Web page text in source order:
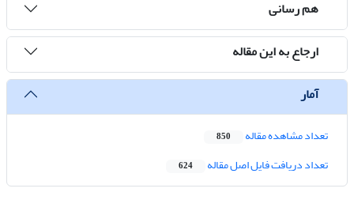
هم رسانی
ارجاع به این مقاله
آمار
تعداد مشاهده مقاله 850
تعداد دریافت فایل اصل مقاله 624